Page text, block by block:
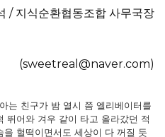
/ 지식순환협동조합 사무국장
(sweetreal@naver.com)
는 친구가 밤 열시 쯤 엘리베이터를
뛰어와 겨우 같이 타고 올라갔던 적
헐떡이면서도 세상이 다 꺼질 듯